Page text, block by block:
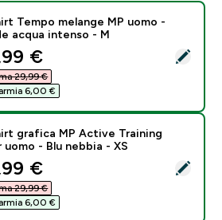
prodotto - T-shirt Tempo melange
Tempo melange MP uomo -
acqua intenso - M
price
€‎
29,99 €‎
6,00 €‎
prodotto - T-shirt grafica MP
grafica MP Active Training
uomo - Blu nebbia - XS
price
€‎
29,99 €‎
6,00 €‎